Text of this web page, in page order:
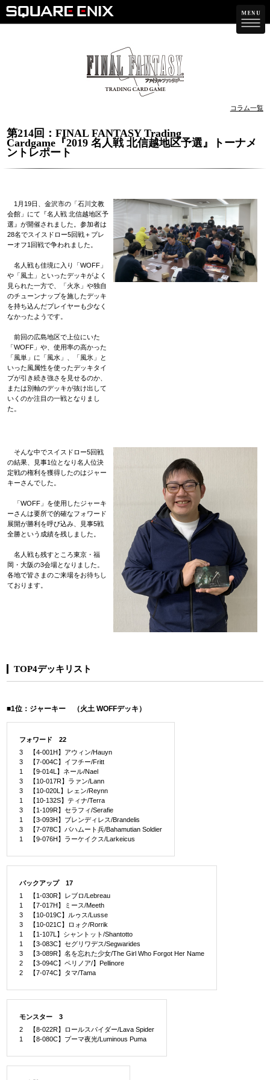
コラム一覧
第214回：FINAL FANTASY Trading
Cardgame『2019 名人戦 北信越地区予選』トーナメ
ントレポート
1月19日、金沢市の「石川文教
会館」にて『名人戦 北信越地区予
選』が開催されました。参加者は
28名でスイスドロー5回戦＋プレ
ーオフ1回戦で争われました。
名人戦も佳境に入り「WOFF」
や「風土」といったデッキがよく
見られた一方で、「火氷」や独自
のチューンナップを施したデッキ
を持ち込んだプレイヤーも少なく
なかったようです。
前回の広島地区で上位にいた
「WOFF」や、使用率の高かった
「風単」に「風水」、「風氷」と
いった風属性を使ったデッキタイ
プが引き続き強さを見せるのか、
または別軸のデッキが抜け出して
いくのか注目の一戦となりまし
た。
そんな中でスイスドロー5回戦
の結果、見事1位となり名人位決
定戦の権利を獲得したのはジャー
キーさんでした。
「WOFF」を使用したジャーキ
ーさんは要所で的確なフォワード
展開が勝利を呼び込み、見事5戦
全勝という成績を残しました。
名人戦も残すところ東京・福
岡・大阪の3会場となりました。
各地で皆さまのご来場をお待ちし
ております。
TOP4デッキリスト
■1位：ジャーキー （火土 WOFFデッキ）
フォワード 22
3 【4-001H】アウィン/Hauyn
3 【7-004C】イフチー/Fritt
1 【9-014L】ネール/Nael
3 【10-017R】ラァン/Lann
3 【10-020L】レェン/Reynn
1 【10-132S】ティナ/Terra
3 【1-109R】セラフィ/Serafie
1 【3-093H】ブレンディレス/Brandelis
3 【7-078C】バハムート兵/Bahamutian Soldier
1 【9-076H】ラーケイクス/Larkeicus
バックアップ 17
1 【1-030R】レブロ/Lebreau
1 【7-017H】ミース/Meeth
3 【10-019C】ルゥス/Lusse
3 【10-021C】ロォク/Rorrik
1 【1-107L】シャントット/Shantotto
1 【3-083C】セグリワデス/Segwarides
3 【3-089R】名を忘れた少女/The Girl Who Forgot Her Name
2 【3-094C】ペリノア/】Pellinore
2 【7-074C】タマ/Tama
モンスター 3
2 【8-022R】ロールスパイダー/Lava Spider
1 【8-080C】プーマ夜光/Luminous Puma